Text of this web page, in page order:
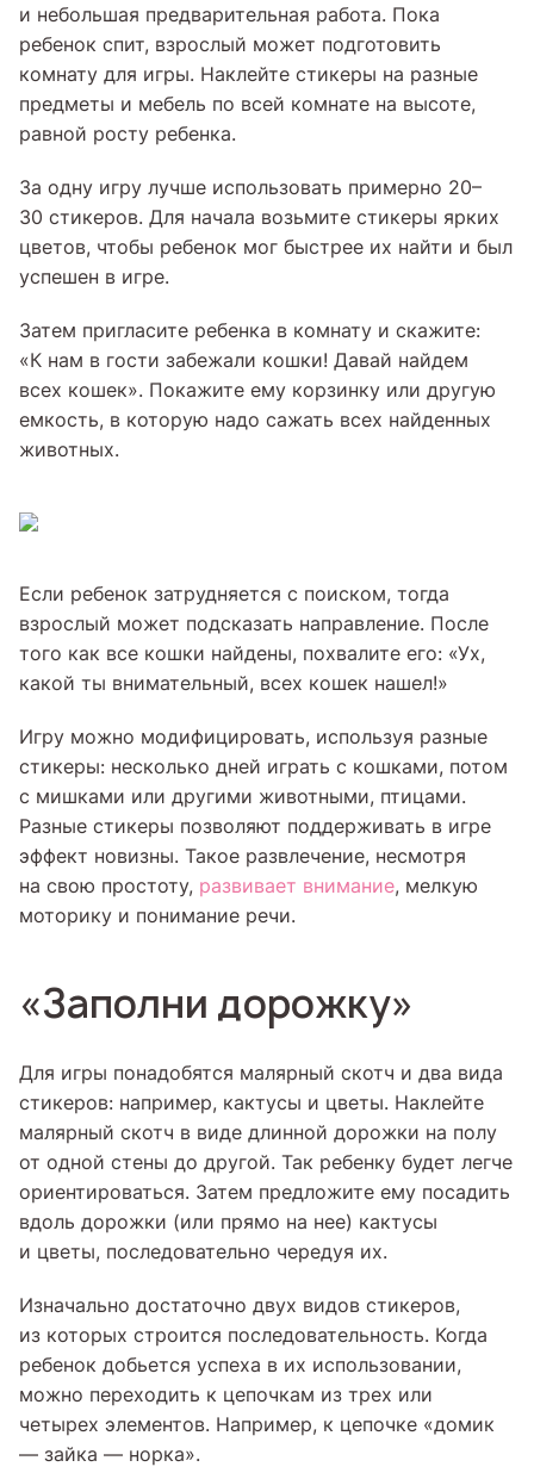
и небольшая предварительная работа. Пока
ребенок спит, взрослый может подготовить
комнату для игры. Наклейте стикеры на разные
предметы и мебель по всей комнате на высоте,
равной росту ребенка.
За одну игру лучше использовать примерно 20–
30 стикеров. Для начала возьмите стикеры ярких
цветов, чтобы ребенок мог быстрее их найти и был
успешен в игре.
Затем пригласите ребенка в комнату и скажите:
«К нам в гости забежали кошки! Давай найдем
всех кошек». Покажите ему корзинку или другую
емкость, в которую надо сажать всех найденных
животных.
Если ребенок затрудняется с поиском, тогда
взрослый может подсказать направление. После
того как все кошки найдены, похвалите его: «Ух,
какой ты внимательный, всех кошек нашел!»
Игру можно модифицировать, используя разные
стикеры: несколько дней играть с кошками, потом
с мишками или другими животными, птицами.
Разные стикеры позволяют поддерживать в игре
эффект новизны. Такое развлечение, несмотря
на свою простоту, развивает внимание, мелкую
моторику и понимание речи.
«Заполни дорожку»
Для игры понадобятся малярный скотч и два вида
стикеров: например, кактусы и цветы. Наклейте
малярный скотч в виде длинной дорожки на полу
от одной стены до другой. Так ребенку будет легче
ориентироваться. Затем предложите ему посадить
вдоль дорожки (или прямо на нее) кактусы
и цветы, последовательно чередуя их.
Изначально достаточно двух видов стикеров,
из которых строится последовательность. Когда
ребенок добьется успеха в их использовании,
можно переходить к цепочкам из трех или
четырех элементов. Например, к цепочке «домик
— зайка — норка».